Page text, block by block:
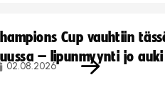
Cup vauhtiin
– lipunmyynti jo auki
02.08.2026